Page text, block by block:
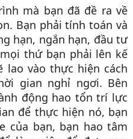
mà bạn đã đề ra về
Bạn phải tính toán và
hạn, ngắn hạn, đầu tư
thứ bạn phải lên kế
lao vào thực hiện cách
gian nghỉ ngơi. Bên
động hao tổn trí lực
để thực hiện nó, bạn
của bạn, bạn hao tâm